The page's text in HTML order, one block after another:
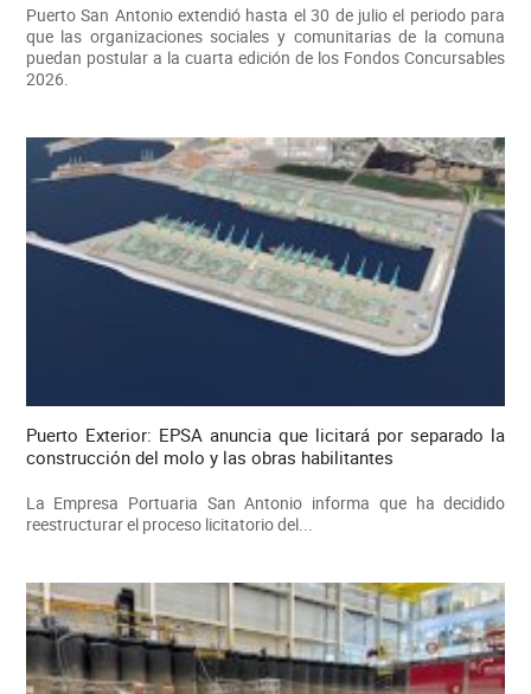
Puerto San Antonio extendió hasta el 30 de julio el periodo para
que las organizaciones sociales y comunitarias de la comuna
puedan postular a la cuarta edición de los Fondos Concursables
2026.
Puerto Exterior: EPSA anuncia que licitará por separado la
construcción del molo y las obras habilitantes
La Empresa Portuaria San Antonio informa que ha decidido
reestructurar el proceso licitatorio del...